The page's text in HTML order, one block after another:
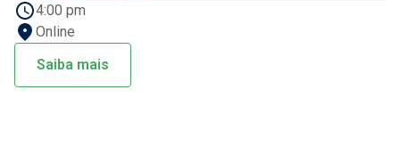
4:00 pm
Online
Saiba mais